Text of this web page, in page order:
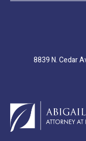
8839 N. Cedar